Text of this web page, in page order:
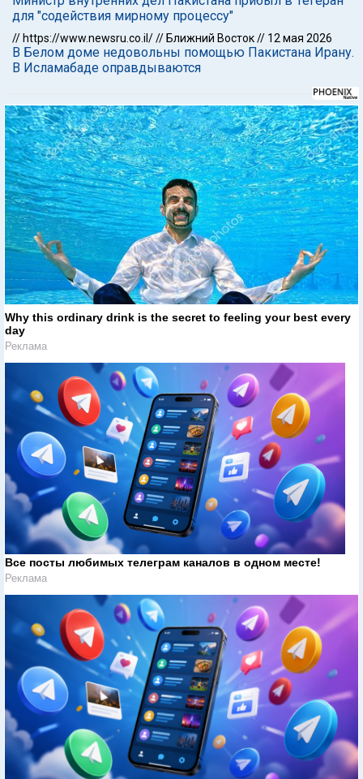
для "содействия мирному процессу"
// https://www.newsru.co.il/// Ближний Восток// 12 мая 2026
В Белом доме недовольны помощью Пакистана Ирану.
В Исламабаде оправдываются
Why this ordinary drink is the secret to feeling your best every
day
Реклама
Все посты любимых телеграм каналов в одном месте!
Реклама